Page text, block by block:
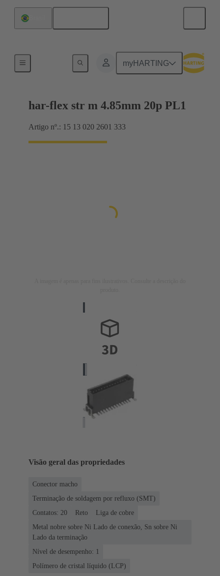
myHARTING
Conexão da placa-mãe para placa-filha
har-flex str m 4.85mm 20p PL1
Artigo nº.: 15 13 020 2601 333
Visão geral das propriedades
Conector macho
Terminação de soldagem por refluxo (SMT)
Contatos: 20
Reto
Liga de cobre
Metal nobre sobre Ni Lado de conexão, Sn sobre Ni
Lado da terminação
Nível de desempenho: 1
Polímero de cristal líquido (LCP)